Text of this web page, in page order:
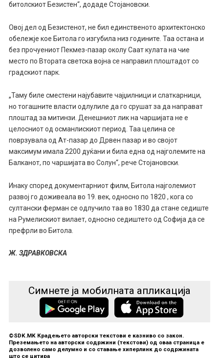
битолскиот Безистен“, додаде Стојановски.
Овој дел од Безистенот, не бил единственото архитектонско
обележје кое Битола го изгубила низ годините. Таа остана и
без прочуениот Пекмез-пазар околу Саат кулата на чие
место по Втората светска војна се направил плоштадот со
градскиот парк.
„Таму биле сместени најубавите чајџилници и слаткарници,
но тогашните власти одлулиле да го срушат за да направат
плоштад за митинзи. Денешниот лик на чаршијата не е
целосниот од османлискиот период. Таа целина се
поврзувала од Ат-пазар до Дрвен пазар и во својот
максимум имала 2200 дуќани и била една од најголемите на
Балканот, по чаршијата во Солун“, рече Стојановски.
Инаку според документарниот филм, Битола најголемиот
развој го доживеала во 19. век, односно по 1820 , кога со
султански ферман се одлучило таа во 1830 да стане седиште
на Румелискиот вилает, односно седиштето од Софија да се
префрли во Битола.
Ж. ЗДРАВКОВСКА
Симнете ја мобилната апликација
©SDK.MK Крадењето авторски текстови е казниво со закон.
Преземањето на авторски содржини (текстови) од оваа страница е
дозволено само делумно и со ставање хиперлинк до содржината
што се цитира